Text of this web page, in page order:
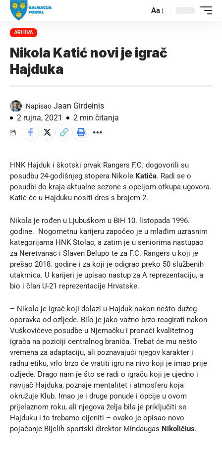
Aa
ARHIVA
Nikola Katić novi je igrač
Hajduka
Napisao Jaan Girdeinis
2 rujna, 2021
2 min čitanja
HNK Hajduk i škotski prvak Rangers F.C. dogovorili su
posudbu 24-godišnjeg stopera Nikole Katića. Radi se o
posudbi do kraja aktualne sezone s opcijom otkupa ugovora.
Katić će u Hajduku nositi dres s brojem 2.
Nikola je rođen u Ljubuškom u BiH 10. listopada 1996.
godine. Nogometnu karijeru započeo je u mlađim uzrasnim
kategorijama HNK Stolac, a zatim je u seniorima nastupao
za Neretvanac i Slaven Belupo te za F.C. Rangers u koji je
prešao 2018. godine i za koji je odigrao preko 50 službenih
utakmica. U karijeri je upisao nastup za A reprezentaciju, a
bio i član U-21 reprezentacije Hrvatske.
– Nikola je igrač koji dolazi u Hajduk nakon nešto dužeg
oporavka od ozljede. Bilo je jako važno brzo reagirati nakon
Vuškovićeve posudbe u Njemačku i pronaći kvalitetnog
igrača na poziciji centralnog braniča. Trebat će mu nešto
vremena za adaptaciju, ali poznavajući njegov karakter i
radnu etiku, vrlo brzo će vratiti igru na nivo koji je imao prije
ozljede. Drago nam je što se radi o igraču koji je ujedno i
navijač Hajduka, poznaje mentalitet i atmosferu koja
okružuje Klub. Imao je i druge ponude i opcije u ovom
prijelaznom roku, ali njegova želja bila je priključiti se
Hajduku i to trebamo cijeniti – ovako je opisao novo
pojačanje Bijelih sportski direktor Mindaugas Nikoličius.